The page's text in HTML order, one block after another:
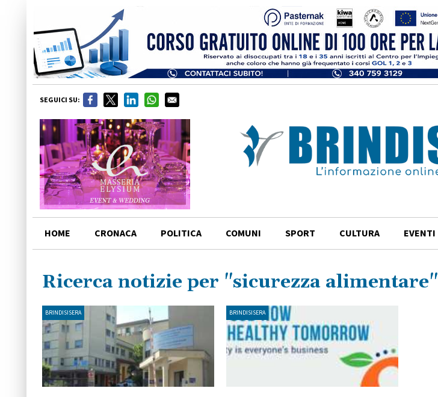
SEGUICI SU:
HOME CRONACA POLITICA COMUNI SPORT CULTURA EVENTI
Ricerca notizie per "sicurezza alimentare"
BRINDISISERA BRINDISISERA